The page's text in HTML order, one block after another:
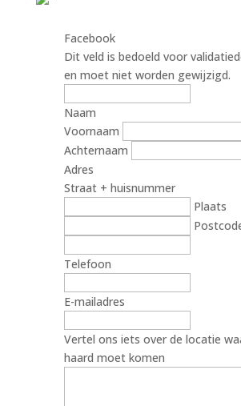
Facebook
Dit veld is bedoeld voor
en moet niet worden gewijzigd.
Naam
Voornaam
Achternaam
Adres
Straat + huisnummer
Plaats
Telefoon
E-mailadres
Vertel ons iets over de locatie
haard moet komen